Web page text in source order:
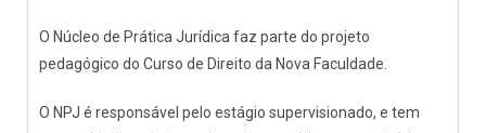
O Núcleo de Prática Jurídica faz parte do projeto
pedagógico do Curso de Direito da Nova Faculdade.
O NPJ é responsável pelo estágio supervisionado, e tem